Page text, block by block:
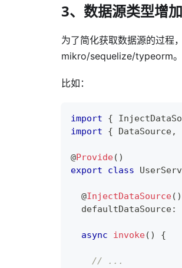
3、数据源类型增加
为了简化获取数据源的过程
mikro/sequelize/typeorm。
比如：
import {
import
{ DataSource,
@Provide( )
export
class
@InjectDataSource( )
  defaultDataSource
:
async invoke( ) {
// ...